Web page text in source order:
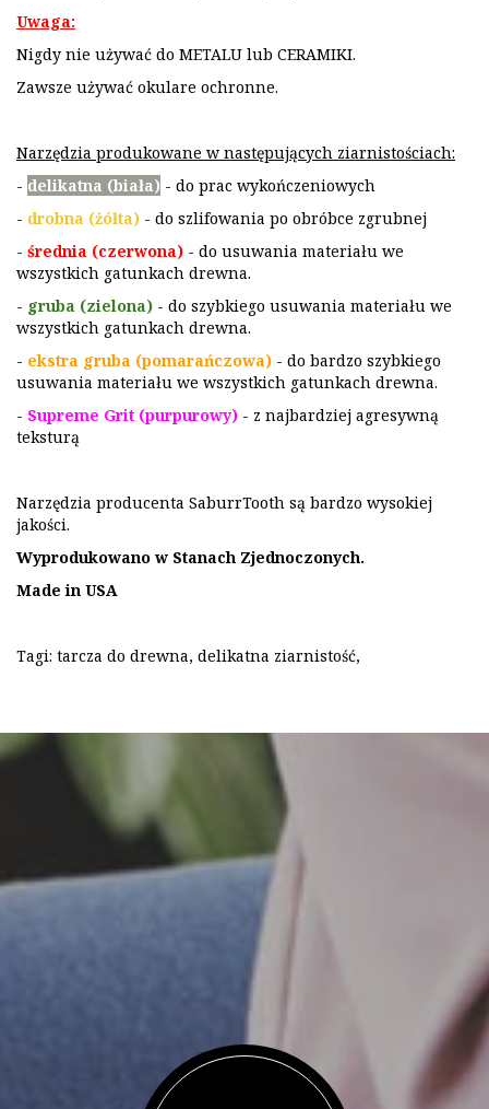
Uwaga:
Nigdy nie używać do METALU lub CERAMIKI.
Zawsze używać okulare ochronne.
Narzędzia produkowane w następujących ziarnistościach:
- delikatna (biała) - do prac wykończeniowych
- drobna (żółta) - do szlifowania po obróbce zgrubnej
- średnia (czerwona) - do usuwania materiału we
wszystkich gatunkach drewna.
- gruba (zielona) - do szybkiego usuwania materiału we
wszystkich gatunkach drewna.
- ekstra gruba (pomarańczowa) - do bardzo szybkiego
usuwania materiału we wszystkich gatunkach drewna.
- Supreme Grit (purpurowy) - z najbardziej agresywną
teksturą
Narzędzia producenta SaburrTooth są bardzo wysokiej
jakości.
Wyprodukowano w Stanach Zjednoczonych.
Made in USA
Tagi: tarcza do drewna, delikatna ziarnistość,